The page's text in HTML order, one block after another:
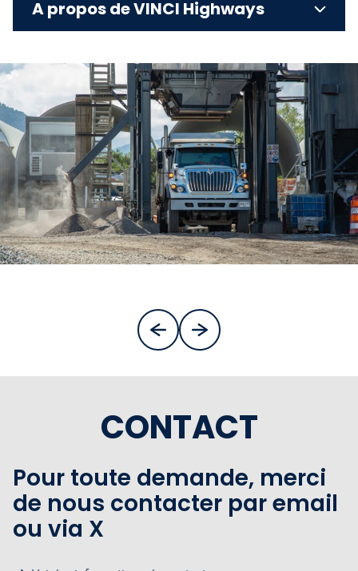
A propos de VINCI Highways
CONTACT
Pour toute demande, merci
de nous contacter par email
ou via X